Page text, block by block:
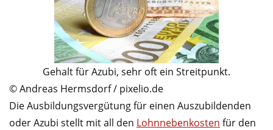
Gehalt für Azubi, sehr oft ein Streitpunkt.
© Andreas Hermsdorf / pixelio.de
Die Ausbildungsvergütung für einen Auszubildenden
oder Azubi stellt mit all den Lohnnebenkosten für den